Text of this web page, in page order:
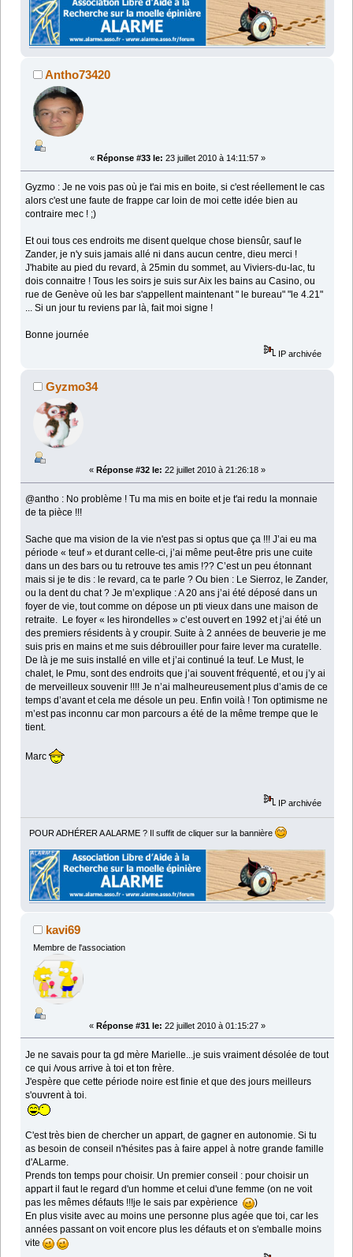
Antho73420
« Réponse #33 le: 23 juillet 2010 à 14:11:57 »
Gyzmo : Je ne vois pas où je t'ai mis en boite, si c'est réellement le cas
alors c'est une faute de frappe car loin de moi cette idée bien au
contraire mec ! ;)
Et oui tous ces endroits me disent quelque chose biensûr, sauf le
Zander, je n'y suis jamais allé ni dans aucun centre, dieu merci !
J'habite au pied du revard, à 25min du sommet, au Viviers-du-lac, tu
dois connaitre ! Tous les soirs je suis sur Aix les bains au Casino, ou
rue de Genève où les bar s'appellent maintenant " le bureau" "le 4.21"
... Si un jour tu reviens par là, fait moi signe !
Bonne journée
IP archivée
Gyzmo34
« Réponse #32 le: 22 juillet 2010 à 21:26:18 »
@antho : No problème ! Tu ma mis en boite et je t'ai redu la monnaie
de ta pièce !!!
Sache que ma vision de la vie n'est pas si optus que ça !!! J’ai eu ma
période « teuf » et durant celle-ci, j’ai même peut-être pris une cuite
dans un des bars ou tu retrouve tes amis !?? C’est un peu étonnant
mais si je te dis : le revard, ca te parle ? Ou bien : Le Sierroz, le Zander,
ou la dent du chat ? Je m’explique : A 20 ans j’ai été déposé dans un
foyer de vie, tout comme on dépose un pti vieux dans une maison de
retraite. Le foyer « les hirondelles » c’est ouvert en 1992 et j’ai été un
des premiers résidents à y croupir. Suite à 2 années de beuverie je me
suis pris en mains et me suis débrouiller pour faire lever ma curatelle.
De là je me suis installé en ville et j’ai continué la teuf. Le Must, le
chalet, le Pmu, sont des endroits que j’ai souvent fréquenté, et ou j’y ai
de merveilleux souvenir !!!! Je n’ai malheureusement plus d’amis de ce
temps d’avant et cela me désole un peu. Enfin voilà ! Ton optimisme ne
m’est pas inconnu car mon parcours a été de la même trempe que le
tient.
Marc
IP archivée
POUR ADHÉRER A ALARME ? Il suffit de cliquer sur la bannière
kavi69
Membre de l'association
« Réponse #31 le: 22 juillet 2010 à 01:15:27 »
Je ne savais pour ta gd mère Marielle...je suis vraiment désolée de tout
ce qui /vous arrive à toi et ton frère.
J'espère que cette période noire est finie et que des jours meilleurs
s'ouvrent à toi.
C'est très bien de chercher un appart, de gagner en autonomie. Si tu
as besoin de conseil n'hésites pas à faire appel à notre grande famille
d'ALarme.
Prends ton temps pour choisir. Un premier conseil : pour choisir un
appart il faut le regard d'un homme et celui d'une femme (on ne voit
pas les mêmes défauts !!!je le sais par expèrience
)
En plus visite avec au moins une personne plus agée que toi, car les
années passant on voit encore plus les défauts et on s'emballe moins
vite